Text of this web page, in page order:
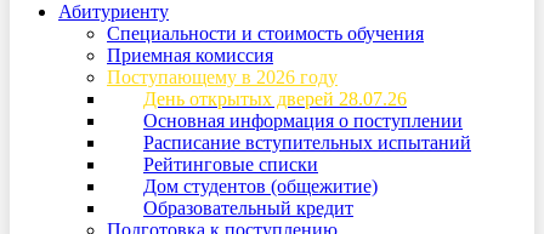
Абитуриенту
Специальности и стоимость обучения
Приемная комиссия
Поступающему в 2026 году
День открытых дверей 28.07.26
Основная информация о поступлении
Расписание вступительных испытаний
Рейтинговые списки
Дом студентов (общежитие)
Образовательный кредит
Подготовка к поступлению